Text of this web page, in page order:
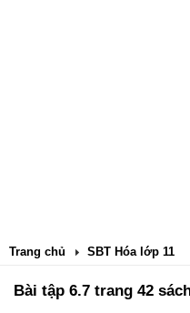
Trang chủ SBT Hóa lớp 11
Bài tập 6.7 trang 42